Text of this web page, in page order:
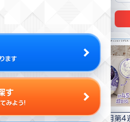
ます
す
みよう!
年9月第4週登場
2025年9月第4